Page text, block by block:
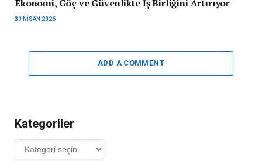
Ekonomi, Göç ve Güvenlikte İş Birliğini Artırıyor
30 NISAN 2026
ADD A COMMENT
Kategoriler
Kategoriler